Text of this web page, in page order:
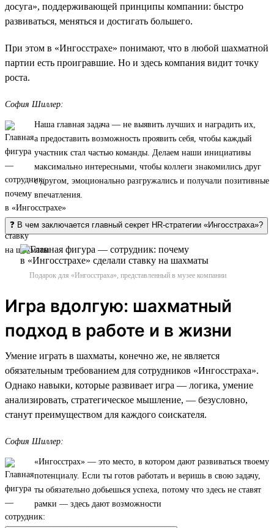
досуга», поддерживающей принципы компании: быстро
развиваться, меняться и достигать большего.
При этом в «Ингосстрахе» понимают, что в любой шахматной
партии есть проигравшие. Но и здесь компания видит точку
роста.
София Шиллер:
Наша главная задача — не выявить лучших и наградить их,
а предоставить возможность проявить себя, чтобы каждый
участник стал частью команды. Делаем наши инициативы
максимально интересными, чтобы коллеги знакомились друг
с другом, эмоционально разгружались и получали позитивные
впечатления.
❓ В чем заключается главный секрет HR-стратегии «Ингосстраха»?
Подарок для «Ингосстраха», представленный в музее компании
Игра вдолгую: шахматный
подход в работе и в жизни
Умение играть в шахматы, конечно же, не является
обязательным требованием для сотрудников «Ингосстраха».
Однако навыки, которые развивает игра — логика, умение
анализировать, стратегическое мышление, — безусловно,
станут преимуществом для каждого соискателя.
София Шиллер:
«Ингосстрах» — это место, в котором дают развиваться твоему
потенциалу. Если ты готов работать и веришь в свою задачу,
ты обязательно добьешься успеха, потому что здесь не ставят
рамки — здесь дают возможности